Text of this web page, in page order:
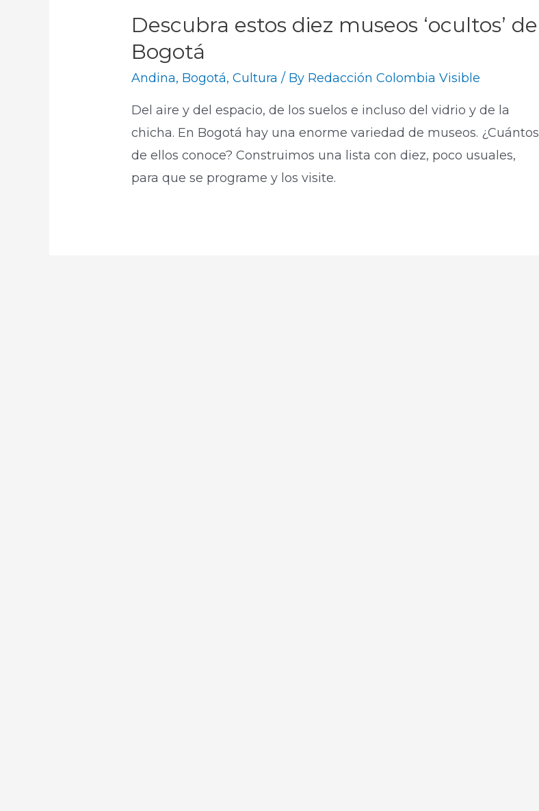
Descubra estos diez museos ‘ocultos’ de
Bogotá
Andina, Bogotá,Cultura / By Redacción Colombia Visible
Del aire y del espacio, de los suelos e incluso del vidrio y de la
chicha. En Bogotá hay una enorme variedad de museos. ¿Cuántos
de ellos conoce? Construimos una lista con diez, poco usuales,
para que se programe y los visite.